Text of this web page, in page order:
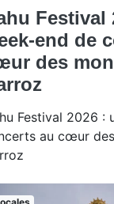
Festival
end de
des
Festival 2026 :
au cœur